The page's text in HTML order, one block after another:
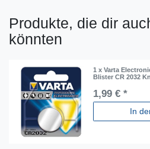
Produkte, die dir
könnten
1 x Varta
Blister CR 2032
1,99 € *
In